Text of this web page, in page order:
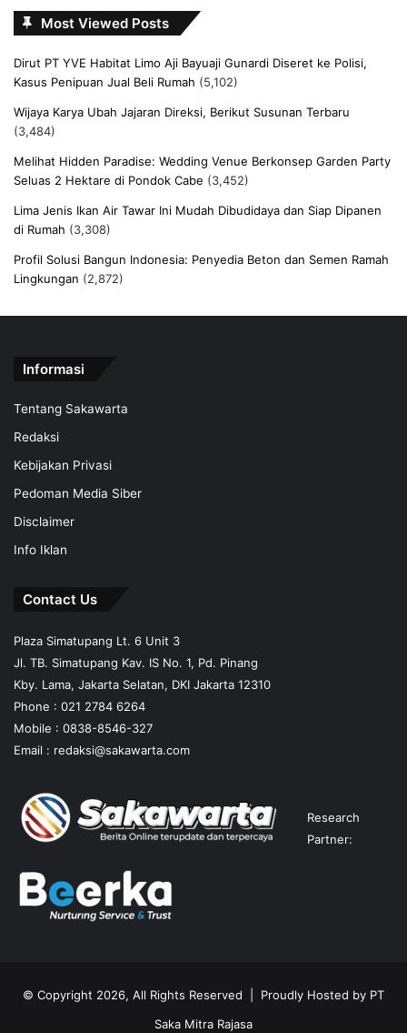
Most Viewed Posts
Dirut PT YVE Habitat Limo Aji Bayuaji Gunardi Diseret ke Polisi,
Kasus Penipuan Jual Beli Rumah (5,102)
Wijaya Karya Ubah Jajaran Direksi, Berikut Susunan Terbaru
(3,484)
Melihat Hidden Paradise: Wedding Venue Berkonsep Garden Party
Seluas 2 Hektare di Pondok Cabe (3,452)
Lima Jenis Ikan Air Tawar Ini Mudah Dibudidaya dan Siap Dipanen
di Rumah (3,308)
Profil Solusi Bangun Indonesia: Penyedia Beton dan Semen Ramah
Lingkungan (2,872)
Informasi
Tentang Sakawarta
Redaksi
Kebijakan Privasi
Pedoman Media Siber
Disclaimer
Info Iklan
Contact Us
Plaza Simatupang Lt. 6 Unit 3
Jl. TB. Simatupang Kav. IS No. 1, Pd. Pinang
Kby. Lama, Jakarta Selatan, DKI Jakarta 12310
Phone : 021 2784 6264
Mobile : 0838-8546-327
Email : redaksi@sakawarta.com
Research
Partner:
© Copyright 2026, All Rights Reserved | Proudly Hosted by PT
Saka Mitra Rajasa